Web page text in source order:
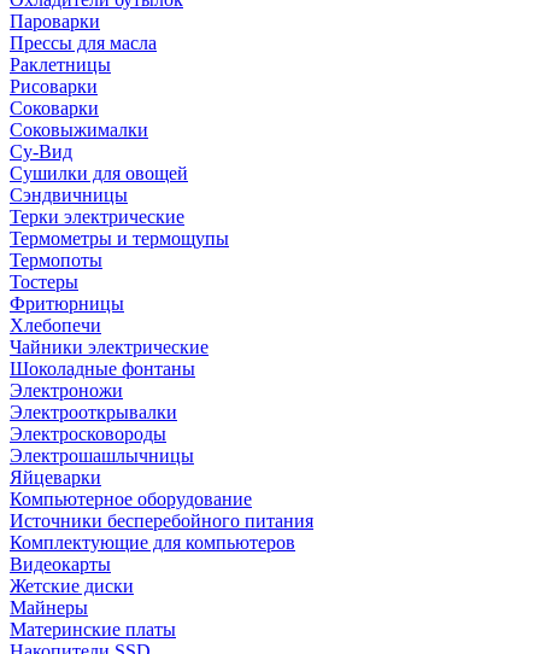
Пароварки
Прессы для масла
Раклетницы
Рисоварки
Соковарки
Соковыжималки
Су-Вид
Сушилки для овощей
Сэндвичницы
Терки электрические
Термометры и термощупы
Термопоты
Тостеры
Фритюрницы
Хлебопечи
Чайники электрические
Шоколадные фонтаны
Электроножи
Электрооткрывалки
Электросковороды
Электрошашлычницы
Яйцеварки
Компьютерное оборудование
Источники бесперебойного питания
Комплектующие для компьютеров
Видеокарты
Жетские диски
Майнеры
Материнские платы